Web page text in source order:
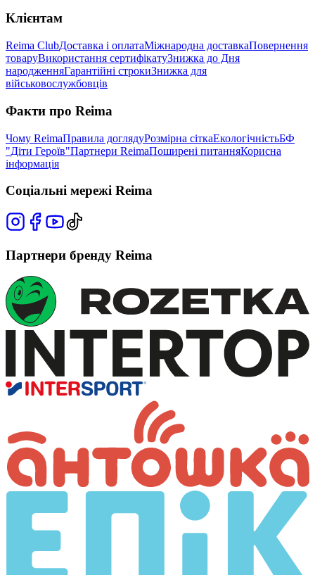
Клієнтам
Reima ClubДоставка і оплатаМіжнародна доставкаПовернення
товаруВикористання сертифікатуЗнижка до Дня
народженняГарантійні строкиЗнижка для
військовослужбовців
Факти про Reima
Чому ReimaПравила доглядуРозмірна сіткаЕкологічністьБФ
"Діти Героїв"Партнери ReimaПоширені питанняКорисна
інформація
Соціальні мережі Reima
Партнери бренду Reima